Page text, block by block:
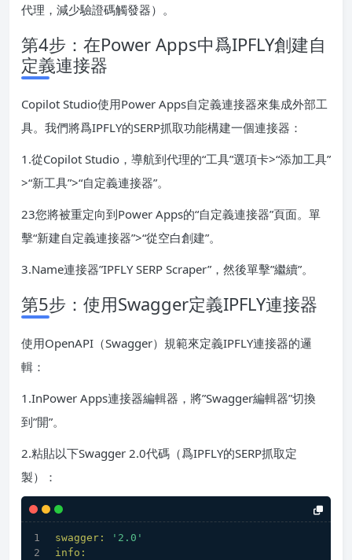
代理，減少驗證碼觸發器）。
第4步：在Power Apps中爲IPFLY創建自
定義連接器
Copilot Studio使用Power Apps自定義連接器來集成外部工
具。我們將爲IPFLY的SERP抓取功能構建一個連接器：
1.從Copilot Studio，導航到代理的“工具”選項卡>“添加工具”
>“新工具”>“自定義連接器”。
23您將被重定向到Power Apps的“自定義連接器”頁面。單
擊“新建自定義連接器”>“從空白創建”。
3.Name連接器”IPFLY SERP Scraper”，然後單擊”繼續”。
第5步：使用Swagger定義IPFLY連接器
使用OpenAPI（Swagger）規範來定義IPFLY連接器的邏
輯：
1.InPower Apps連接器編輯器，將”Swagger編輯器”切換
到”開”。
2.粘貼以下Swagger 2.0代碼（爲IPFLY的SERP抓取定
製）：
swagger:
'2.0'
info: